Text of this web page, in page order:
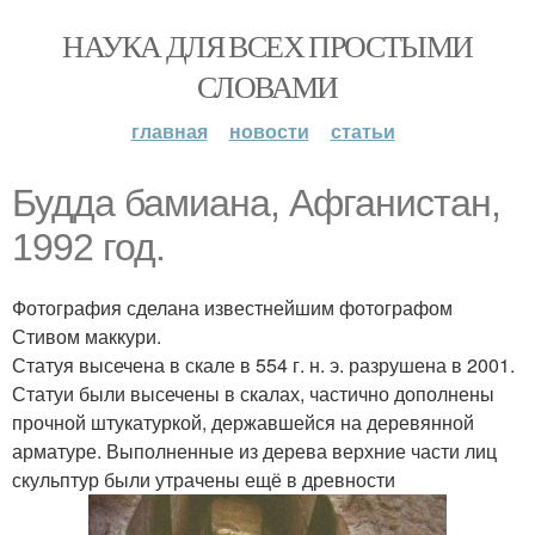
НАУКА ДЛЯ ВСЕХ ПРОСТЫМИ
СЛОВАМИ
главная новости статьи
Будда бамиана, Афганистан,
1992 год.
Фотография сделана известнейшим фотографом
Стивом маккури.
Статуя высечена в скале в 554 г. н. э. разрушена в 2001.
Статуи были высечены в скалах, частично дополнены
прочной штукатуркой, державшейся на деревянной
арматуре. Выполненные из дерева верхние части лиц
скульптур были утрачены ещё в древности